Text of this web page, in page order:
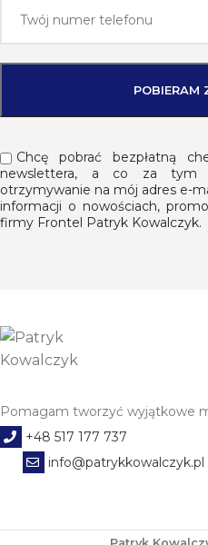
Chcę pobrać bezpłatną
newslettera, a co za tym
otrzymywanie na mój adres e-
informacji o nowościach,
firmy Frontel Patryk Kowalczyk.
Pomagam tworzyć wyjątkowe
+48 517 177 737
info@patrykkowalczyk.pl